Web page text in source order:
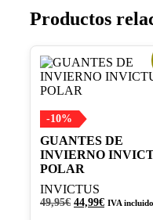
Productos
-10%
GUANTES DE
INVIERNO
POLAR
INVICTUS
49,95€ El
44,99€ElIVA incluido
Este
producto
tiene
variantes.
Las
opciones
se
pueden
elegir
en